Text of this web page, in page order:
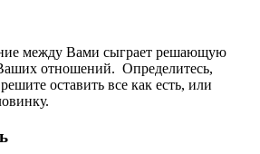
между Вами сыграет решающую
отношений. Определитесь,
оставить все как есть, или